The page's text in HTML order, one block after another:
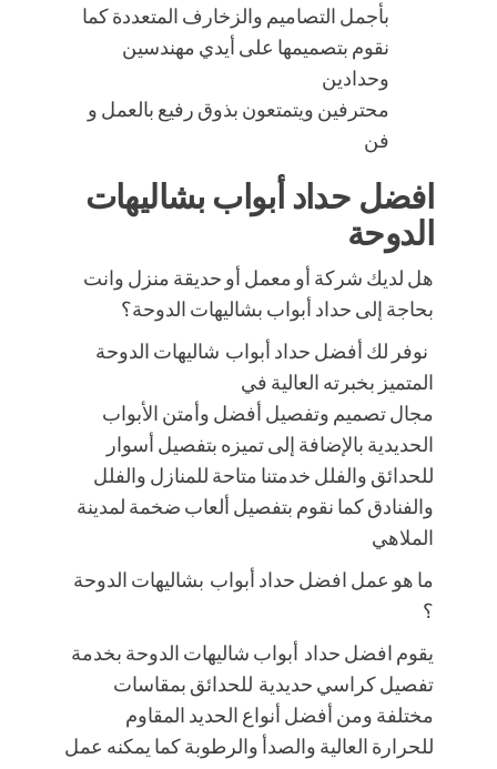
بأجمل التصاميم والزخارف المتعددة كما
نقوم بتصميمها على أيدي مهندسين
وحدادين
محترفين ويتمتعون بذوق رفيع بالعمل و
فن
افضل حداد أبواب بشاليهات
الدوحة
هل لديك شركة أو معمل أو حديقة منزل وانت
بحاجة إلى حداد أبواب بشاليهات الدوحة؟
نوفر لك أفضل حداد أبواب شاليهات الدوحة
المتميز بخبرته العالية في
مجال تصميم وتفصيل أفضل وأمتن الأبواب
الحديدية بالإضافة إلى تميزه بتفصيل أسوار
للحدائق والفلل خدمتنا متاحة للمنازل والفلل
والفنادق كما نقوم بتفصيل ألعاب ضخمة لمدينة
الملاهي
ما هو عمل افضل حداد أبواب بشاليهات الدوحة
؟
يقوم افضل حداد أبواب شاليهات الدوحة بخدمة
تفصيل كراسي حديدية للحدائق بمقاسات
مختلفة ومن أفضل أنواع الحديد المقاوم
للحرارة العالية والصدأ والرطوبة كما يمكنه عمل